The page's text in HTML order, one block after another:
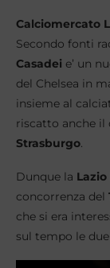
Calciomercato
Secondo fonti
Casadei e’ un
del Chelsea in
insieme al
riscatto anche il
Strasburgo.
Dunque la Lazio
concorrenza del
che si era
sul tempo le